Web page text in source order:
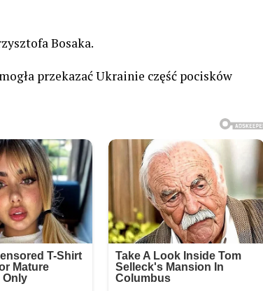
Bosaka.
przekazać Ukrainie część pocisków